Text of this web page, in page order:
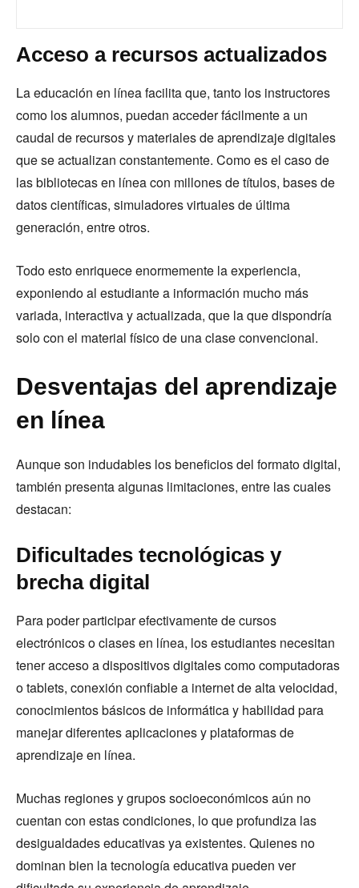
Acceso a recursos actualizados
La educación en línea facilita que, tanto los instructores
como los alumnos, puedan acceder fácilmente a un
caudal de recursos y materiales de aprendizaje digitales
que se actualizan constantemente. Como es el caso de
las bibliotecas en línea con millones de títulos, bases de
datos científicas, simuladores virtuales de última
generación, entre otros.
Todo esto enriquece enormemente la experiencia,
exponiendo al estudiante a información mucho más
variada, interactiva y actualizada, que la que dispondría
solo con el material físico de una clase convencional.
Desventajas del aprendizaje
en línea
Aunque son indudables los beneficios del formato digital,
también presenta algunas limitaciones, entre las cuales
destacan:
Dificultades tecnológicas y
brecha digital
Para poder participar efectivamente de cursos
electrónicos o clases en línea, los estudiantes necesitan
tener acceso a dispositivos digitales como computadoras
o tablets, conexión confiable a internet de alta velocidad,
conocimientos básicos de informática y habilidad para
manejar diferentes aplicaciones y plataformas de
aprendizaje en línea.
Muchas regiones y grupos socioeconómicos aún no
cuentan con estas condiciones, lo que profundiza las
desigualdades educativas ya existentes. Quienes no
dominan bien la tecnología educativa pueden ver